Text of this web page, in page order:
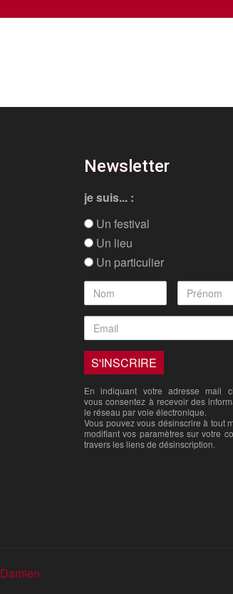
Newsletter
je suis... :
Un festival
Un lieu
Un particulier
En indiquant votre adresse mail
vous consentez à recevoir des
le réseau par voie électronique.
Vous pouvez vous désinscrire à tout
modifiant vos paramètres sur votre
travers les liens de désinscription.
Damien